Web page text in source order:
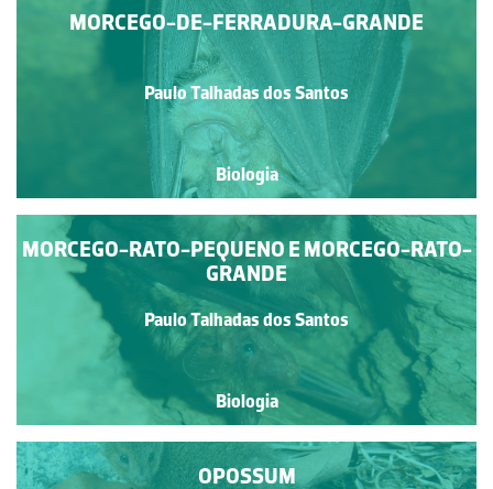
MORCEGO-DE-FERRADURA-GRANDE
Paulo Talhadas dos Santos
Biologia
MORCEGO-RATO-PEQUENO E MORCEGO-RATO-
GRANDE
Paulo Talhadas dos Santos
Biologia
OPOSSUM